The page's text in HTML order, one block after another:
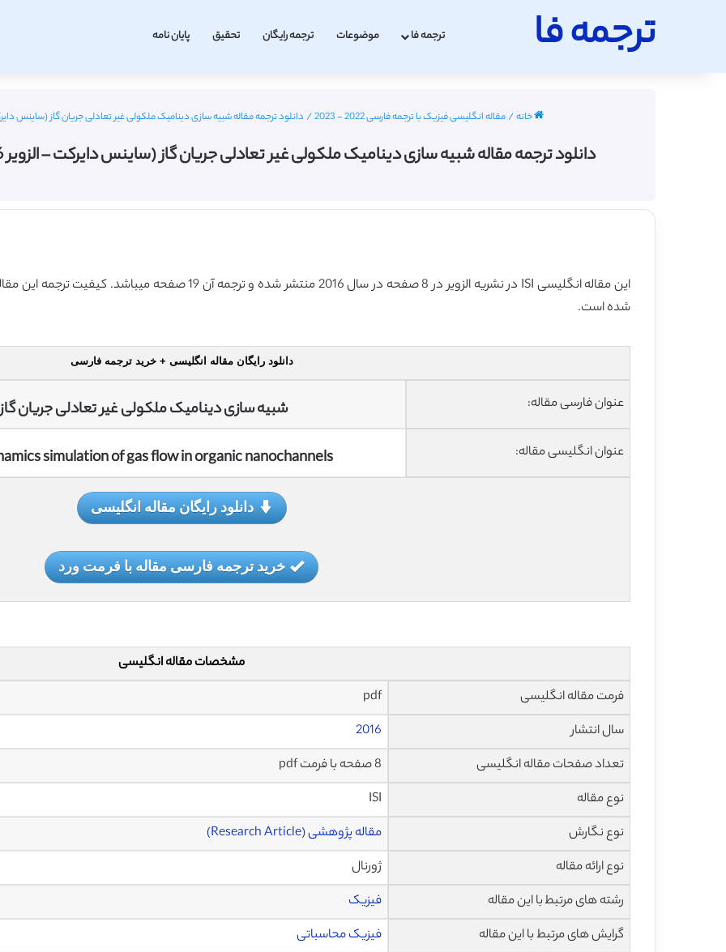
ترجمه فا ترجمه فا موضوعات ترجمه رایگان تحقیق پایان نامه
خانه/مقاله انگلیسی فیزیک با ترجمه فارسی 2022 - 2023 / دانلود ترجمه مقاله شبیه سازی دینامیک ملکولی غیر تعادلی جریان گاز (ساینس دایرکت – الزویر 2016)
دانلود ترجمه مقاله شبیه سازی دینامیک ملکولی غیر تعادلی جریان گاز (ساینس دایرکت – الزویر 2016) (ترجمه ویژه – طلایی
این مقاله انگلیسی ISI در نشریه الزویر در 8 صفحه در سال 2016 منتشر شده و ترجمه آن 19 صفحه میباشد. کیفیت ترجمه این مقاله ویژه – طلایی
شده است.
دانلود رایگان مقاله انگلیسی + خرید ترجمه فارسی
عنوان فارسی مقاله: شبیه سازی دینامیک ملکولی غیر تعادلیجریان
عنوان انگلیسی مقاله: simulation of gas flow in organic nanochannels
دانلود رایگان مقاله انگلیسی
خرید ترجمه فارسی مقاله با فرمت ورد
مشخصات مقاله انگلیسی
فرمت مقاله انگلیسی
pdf
سال انتشار
2016
تعداد صفحات مقاله انگلیسی
8 صفحه با فرمت pdf
نوع مقاله
ISI
نوع نگارش
مقاله پژوهشی (Research Article)
نوع ارائه مقاله
ژورنال
رشته های مرتبط با این مقاله
فیزیک
گرایش های مرتبط با این مقاله
فیزیک محاسباتی